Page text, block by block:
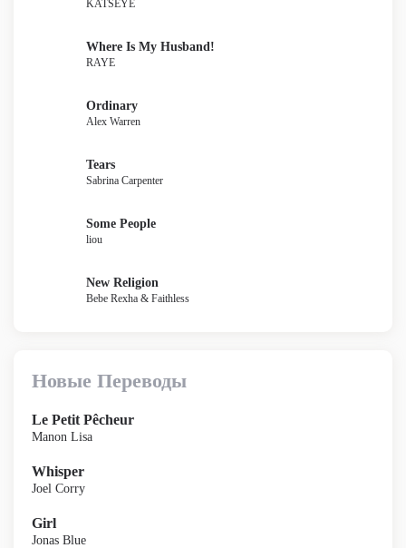
KATSEYE
Where Is My Husband!
RAYE
Ordinary
Alex Warren
Tears
Sabrina Carpenter
Some People
liou
New Religion
Bebe Rexha & Faithless
Новые Переводы
Le Petit Pêcheur
Manon Lisa
Whisper
Joel Corry
Girl
Jonas Blue